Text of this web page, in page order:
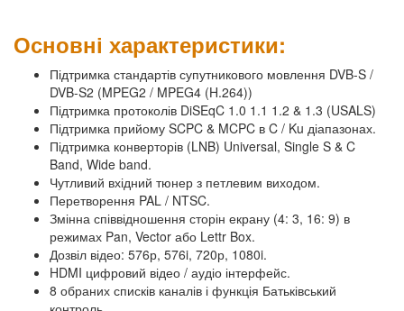
Основні характеристики:
Підтримка стандартів супутникового мовлення DVB-S /
DVB-S2 (MPEG2 / MPEG4 (H.264))
Підтримка протоколів DiSEqC 1.0 1.1 1.2 & 1.3 (USALS)
Підтримка прийому SCPC & MCPC в C / Ku діапазонах.
Підтримка конверторів (LNB) Universal, Single S & C
Band, Wide band.
Чутливий вхідний тюнер з петлевим виходом.
Перетворення PAL / NTSC.
Змінна співвідношення сторін екрану (4: 3, 16: 9) в
режимах Pan, Vector або Lettr Box.
Дозвіл відео: 576р, 576i, 720р, 1080i.
HDMI цифровий відео / аудіо інтерфейс.
8 обраних списків каналів і функція Батьківський